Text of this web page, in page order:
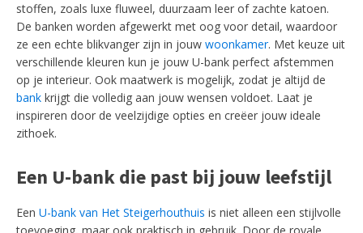
stoffen, zoals luxe fluweel, duurzaam leer of zachte katoen.
De banken worden afgewerkt met oog voor detail, waardoor
ze een echte blikvanger zijn in jouw woonkamer. Met keuze uit
verschillende kleuren kun je jouw U-bank perfect afstemmen
op je interieur. Ook maatwerk is mogelijk, zodat je altijd de
bank krijgt die volledig aan jouw wensen voldoet. Laat je
inspireren door de veelzijdige opties en creëer jouw ideale
zithoek.
Een U-bank die past bij jouw leefstijl
Een U-bank van Het Steigerhouthuis is niet alleen een stijlvolle